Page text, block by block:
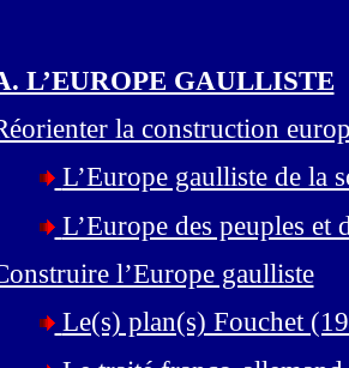
L’EUROPE GAULLISTE
la construction
L’Europe gaulliste de la
L’Europe des peuples et
l’Europe gaulliste
Le(s) plan(s) Fouchet